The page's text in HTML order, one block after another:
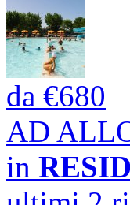
da €680
AD
in